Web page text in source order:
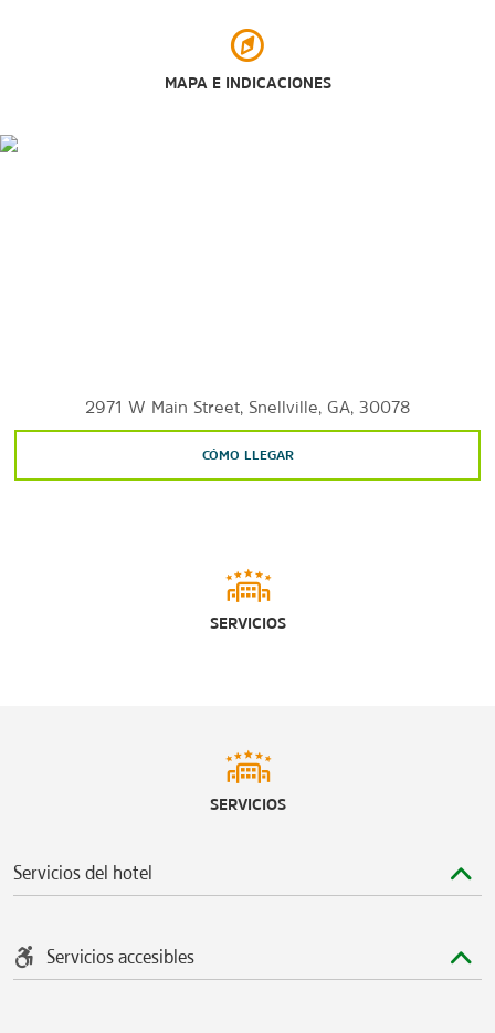
MAPA E INDICACIONES
2971 W Main Street, Snellville, GA, 30078
CÓMO LLEGAR
SERVICIOS
SERVICIOS
Servicios del hotel
Servicios accesibles